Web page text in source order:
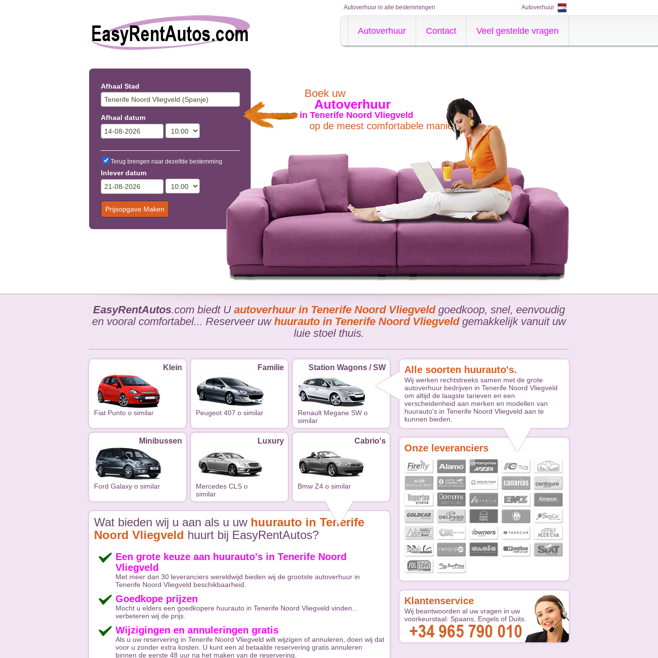
Boek uw
Autoverhuur
in Tenerife Noord Vliegveld
op de meest comfortabele manier
EasyRentAutos.com biedt U autoverhuur in Tenerife Noord Vliegveldgoedkoop, snel, eenvoudig
en vooral comfortabel... Reserveer uw huurauto in Tenerife Noord Vliegveldgemakkelijk vanuit uw
luie stoel thuis.
Klein
Fiat Punto o similar
Familie
Peugeot 407 o similar
Station Wagons / SW
Renault Megane SW o
similar
Minibussen
Ford Galaxy o similar
Luxury
Mercedes CLS o
similar
Cabrio's
Bmw Z4 o similar
Wat bieden wij u aan als u uw huurauto in Tenerife
Noord Vliegveld huurt bij EasyRentAutos?
Een grote keuze aan huurauto's in Tenerife Noord
Vliegveld
Met meer dan 30 leveranciers wereldwijd bieden wij de grootste autoverhuur in
Tenerife Noord Vliegveld beschikbaarheid.
Goedkope prijzen
Mocht u elders een goedkopere huurauto in Tenerife Noord Vliegveld vinden...
verbeteren wij de prijs.
Wijzigingen en annuleringen gratis
Als u uw reservering in Tenerife Noord Vliegveld wilt wijzigen of annuleren, doen wij dat
voor u zonder extra kosten. U kunt een al betaalde reservering gratis annuleren
binnen de eerste 48 uur na het maken van de reservering.
Alle soorten huurauto's.
Wij werken rechtstreeks samen met de grote
autoverhuur bedrijven in Tenerife Noord Vliegveld
om altijd de laagste tarieven en een
verscheidenheid aan merken en modellen van
huurauto's in Tenerife Noord Vliegveld aan te
kunnen bieden.
Onze leveranciers
Klantenservice
Wij beantwoorden al uw vragen in uw
voorkeurstaal: Spaans, Engels of Duits.
Autoverhuur Contact Veel gestelde vragen
Autoverhuur
Autoverhuur in alle bestemmingen
Afhaal Stad
Afhaal datum
Terug brengen naar dezelfde bestemming
Inlever datum